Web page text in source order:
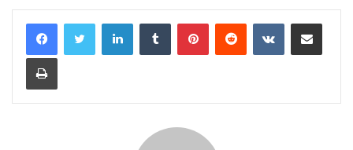
LinkedInTumblr PinterestReddit VKontakteShare via Email
Print